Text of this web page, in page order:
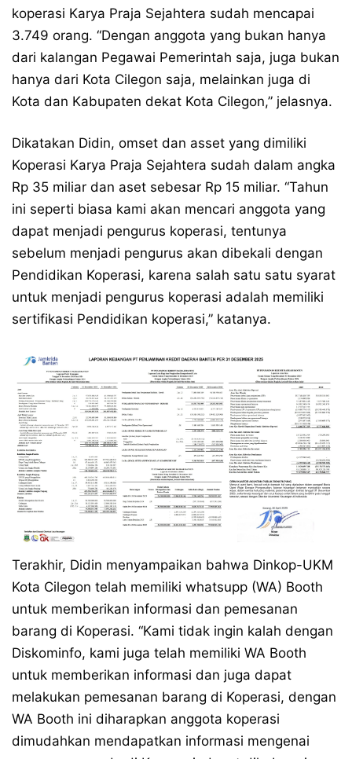
koperasi Karya Praja Sejahtera sudah mencapai
3.749 orang. “Dengan anggota yang bukan hanya
dari kalangan Pegawai Pemerintah saja, juga bukan
hanya dari Kota Cilegon saja, melainkan juga di
Kota dan Kabupaten dekat Kota Cilegon,” jelasnya.
Dikatakan Didin, omset dan asset yang dimiliki
Koperasi Karya Praja Sejahtera sudah dalam angka
Rp 35 miliar dan aset sebesar Rp 15 miliar. “Tahun
ini seperti biasa kami akan mencari anggota yang
dapat menjadi pengurus koperasi, tentunya
sebelum menjadi pengurus akan dibekali dengan
Pendidikan Koperasi, karena salah satu satu syarat
untuk menjadi pengurus koperasi adalah memiliki
sertifikasi Pendidikan koperasi,” katanya.
Terakhir, Didin menyampaikan bahwa Dinkop-UKM
Kota Cilegon telah memiliki whatsupp (WA) Booth
untuk memberikan informasi dan pemesanan
barang di Koperasi. “Kami tidak ingin kalah dengan
Diskominfo, kami juga telah memiliki WA Booth
untuk memberikan informasi dan juga dapat
melakukan pemesanan barang di Koperasi, dengan
WA Booth ini diharapkan anggota koperasi
dimudahkan mendapatkan informasi mengenai